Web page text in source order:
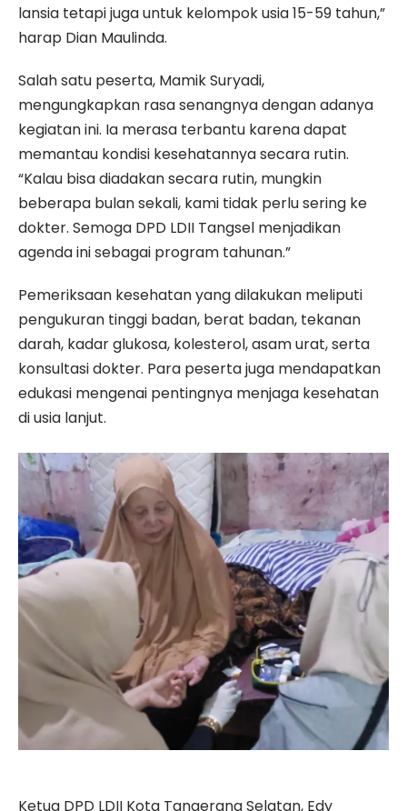
lansia tetapi juga untuk kelompok usia 15-59 tahun,”
harap Dian Maulinda.
Salah satu peserta, Mamik Suryadi,
mengungkapkan rasa senangnya dengan adanya
kegiatan ini. Ia merasa terbantu karena dapat
memantau kondisi kesehatannya secara rutin.
“Kalau bisa diadakan secara rutin, mungkin
beberapa bulan sekali, kami tidak perlu sering ke
dokter. Semoga DPD LDII Tangsel menjadikan
agenda ini sebagai program tahunan.”
Pemeriksaan kesehatan yang dilakukan meliputi
pengukuran tinggi badan, berat badan, tekanan
darah, kadar glukosa, kolesterol, asam urat, serta
konsultasi dokter. Para peserta juga mendapatkan
edukasi mengenai pentingnya menjaga kesehatan
di usia lanjut.
Ketua DPD LDII Kota Tangerang Selatan, Edy